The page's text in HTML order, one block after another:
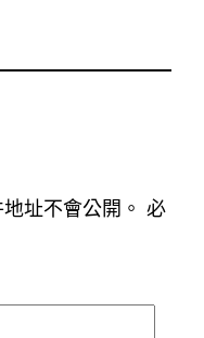
址不會公開。 必